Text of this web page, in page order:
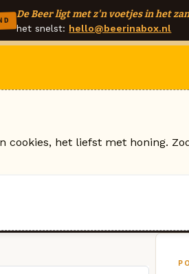
De Beer ligt met z'n voetjes in het
het snelst: hello@beerinabox.nl
cookies, het liefst met honing.